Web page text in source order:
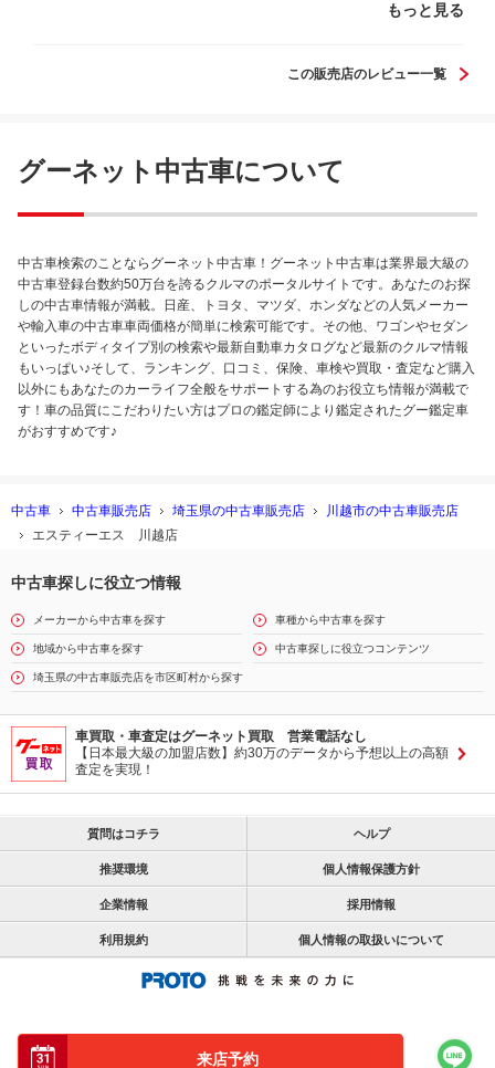
来店予約
(録音済) その後購入したのですが、まず納車当日に警告灯が
で車検に引っ掛かりました。調べてもらったところ、、、 違
なかったから悪くはないとのことでした。 ただ、マフラーは
ゃ、、) 駐車代金は払わないとのことで、非常に困ってま
ラウマです、、、
もっと見る
この販売店のレビュー一覧
グーネット中古車について
中古車検索のことならグーネット中古車！グーネット中古車は業界最大級の
中古車登録台数約50万台を誇るクルマのポータルサイトです。あなたのお探
しの中古車情報が満載。日産、トヨタ、マツダ、ホンダなどの人気メーカー
や輸入車の中古車車両価格が簡単に検索可能です。その他、ワゴンやセダン
といったボディタイプ別の検索や最新自動車カタログなど最新のクルマ情報
もいっぱい♪そして、ランキング、口コミ、保険、車検や買取・査定など購入
以外にもあなたのカーライフ全般をサポートする為のお役立ち情報が満載で
す！車の品質にこだわりたい方はプロの鑑定師により鑑定されたグー鑑定車
がおすすめです♪
中古車 中古車販売店 埼玉県の中古車販売店
川越市の中古車販売店
エスティーエス 川越店
中古車探しに役立つ情報
メーカーから中古車を探す 車種から中古車を探す
地域から中古車を探す 中古車探しに役立つコンテンツ
埼玉県の中古車販売店を市区町村から探す
車買取・車査定はグーネット買取 営業電話なし
【日本最大級の加盟店数】約30万のデータから予想以上の高額
査定を実現！
質問はコチラ ヘルプ
推奨環境 個人情報保護方針
企業情報 採用情報
利用規約 個人情報の取扱いについて